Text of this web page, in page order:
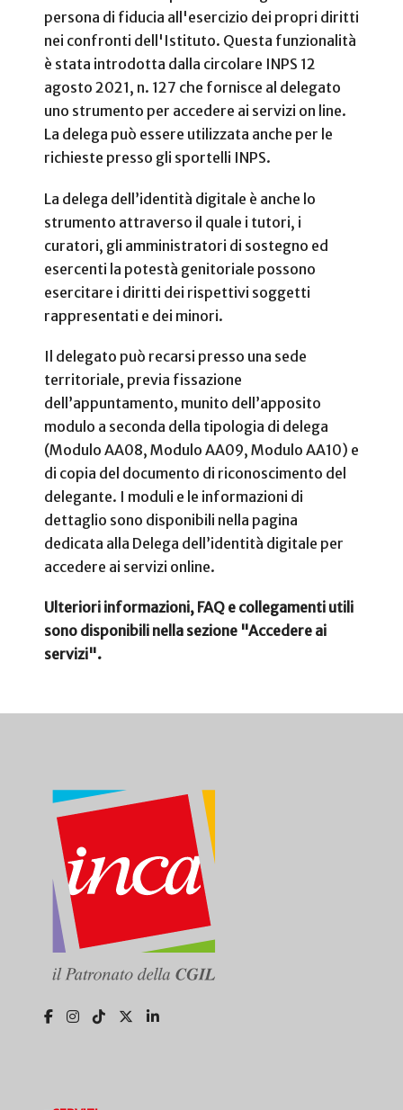
persona di fiducia all'esercizio dei propri diritti
nei confronti dell'Istituto. Questa funzionalità
è stata introdotta dalla circolare INPS 12
agosto 2021, n. 127 che fornisce al delegato
uno strumento per accedere ai servizi on line.
La delega può essere utilizzata anche per le
richieste presso gli sportelli INPS.
La delega dell’identità digitale è anche lo
strumento attraverso il quale i tutori, i
curatori, gli amministratori di sostegno ed
esercenti la potestà genitoriale possono
esercitare i diritti dei rispettivi soggetti
rappresentati e dei minori.
Il delegato può recarsi presso una sede
territoriale, previa fissazione
dell’appuntamento, munito dell’apposito
modulo a seconda della tipologia di delega
(Modulo AA08, Modulo AA09, Modulo AA10) e
di copia del documento di riconoscimento del
delegante. I moduli e le informazioni di
dettaglio sono disponibili nella pagina
dedicata alla Delega dell’identità digitale per
accedere ai servizi online.
Ulteriori informazioni, FAQ e collegamenti utili
sono disponibili nella sezione "Accedere ai
servizi".